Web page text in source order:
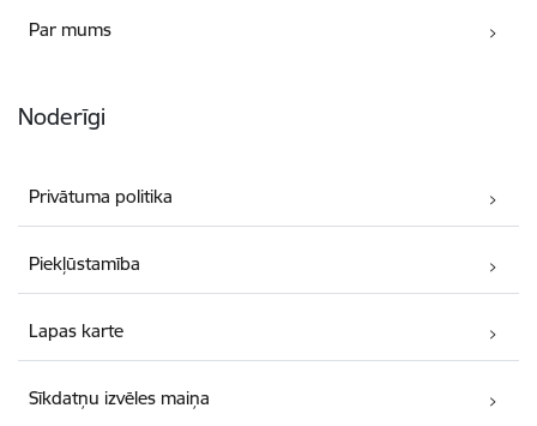
Par mums
Noderīgi
Privātuma politika
Piekļūstamība
Lapas karte
Sīkdatņu izvēles maiņa